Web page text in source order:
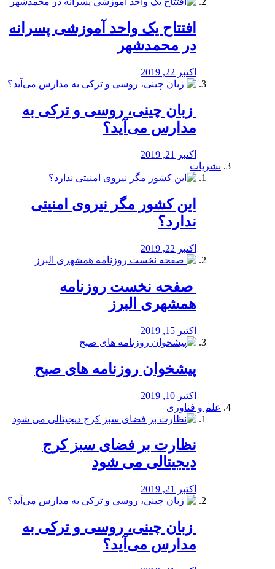
افتتاح یک واحد آموزشی پسرانه
در محمدشهر
اکتبر 22, 2019
️ زبان چینی، روسی و ترکی به
مدارس می‌آید؟
اکتبر 21, 2019
نشریات
این کشور مگر نیروی امنیتی
ندارد؟
اکتبر 22, 2019
️ صفحه نخست روزنامه‌
همشهری البرز
اکتبر 15, 2019
پیشخوان روزنامه های صبح
اکتبر 10, 2019
علم و فناوری
نظارت بر فضای سبز کرج
دیجیتالی می شود
اکتبر 21, 2019
️ زبان چینی، روسی و ترکی به
مدارس می‌آید؟